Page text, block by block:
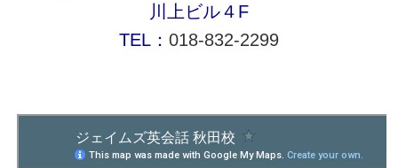
川上ビル４F
TEL： 018-832-2299